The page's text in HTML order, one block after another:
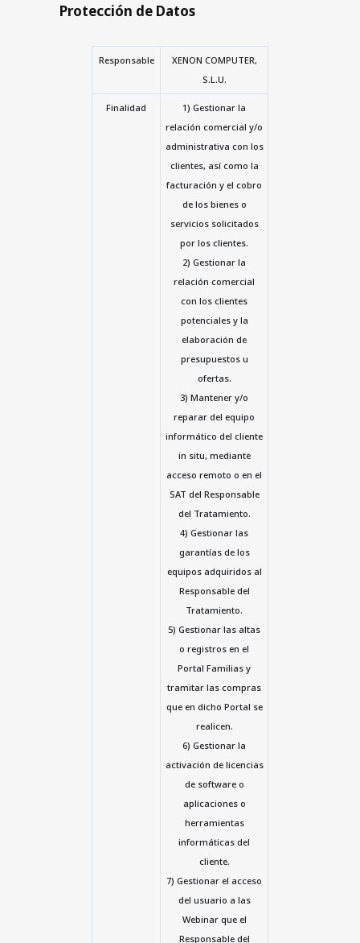
Protección de Datos
Responsable
XENON COMPUTER,
S.L.U.
Finalidad
1) Gestionar la
relación comercial y/o
administrativa con los
clientes, así como la
facturación y el cobro
de los bienes o
servicios solicitados
por los clientes.
2) Gestionar la
relación comercial
con los clientes
potenciales y la
elaboración de
presupuestos u
ofertas.
3) Mantener y/o
reparar del equipo
informático del cliente
in situ, mediante
acceso remoto o en el
SAT del Responsable
del Tratamiento.
4) Gestionar las
garantías de los
equipos adquiridos al
Responsable del
Tratamiento.
5) Gestionar las altas
o registros en el
Portal Familias y
tramitar las compras
que en dicho Portal se
realicen.
6) Gestionar la
activación de licencias
de software o
aplicaciones o
herramientas
informáticas del
cliente.
7) Gestionar el acceso
del usuario a las
Webinar que el
Responsable del